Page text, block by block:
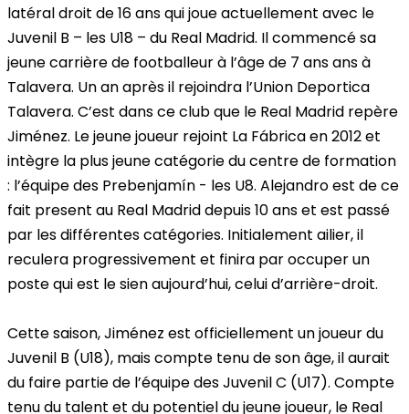
latéral droit de 16 ans qui joue actuellement avec le
Juvenil B – les U18 – du Real Madrid. Il commencé sa
jeune carrière de footballeur à l’âge de 7 ans ans à
Talavera. Un an après il rejoindra l’Union Deportica
Talavera. C’est dans ce club que le Real Madrid repère
Jiménez. Le jeune joueur rejoint La Fábrica en 2012 et
intègre la plus jeune catégorie du centre de formation
: l’équipe des Prebenjamín - les U8. Alejandro est de ce
fait present au Real Madrid depuis 10 ans et est passé
par les différentes catégories. Initialement ailier, il
reculera progressivement et finira par occuper un
poste qui est le sien aujourd’hui, celui d’arrière-droit.
Cette saison, Jiménez est officiellement un joueur du
Juvenil B (U18), mais compte tenu de son âge, il aurait
du faire partie de l’équipe des Juvenil C (U17). Compte
tenu du talent et du potentiel du jeune joueur, le Real